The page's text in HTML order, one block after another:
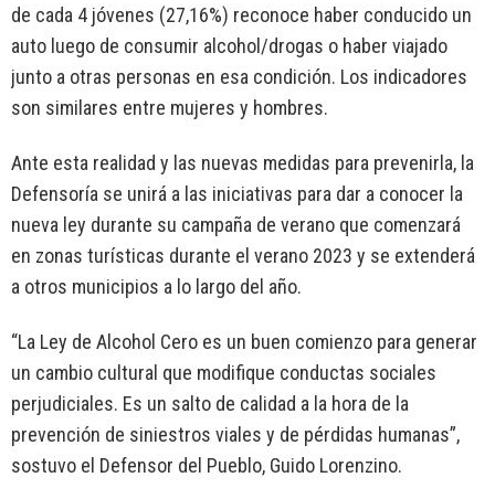
de cada 4 jóvenes (27,16%) reconoce haber conducido un
auto luego de consumir alcohol/drogas o haber viajado
junto a otras personas en esa condición. Los indicadores
son similares entre mujeres y hombres.
Ante esta realidad y las nuevas medidas para prevenirla, la
Defensoría se unirá a las iniciativas para dar a conocer la
nueva ley durante su campaña de verano que comenzará
en zonas turísticas durante el verano 2023 y se extenderá
a otros municipios a lo largo del año.
“La Ley de Alcohol Cero es un buen comienzo para generar
un cambio cultural que modifique conductas sociales
perjudiciales. Es un salto de calidad a la hora de la
prevención de siniestros viales y de pérdidas humanas”,
sostuvo el Defensor del Pueblo, Guido Lorenzino.